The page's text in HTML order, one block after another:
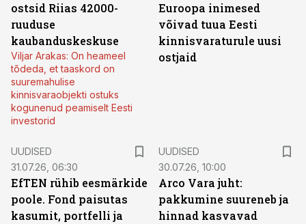
ostsid Riias 42000-
ruuduse
kaubanduskeskuse
Viljar Arakas: On heameel
tõdeda, et taaskord on
suuremahulise
kinnisvaraobjekti ostuks
kogunenud peamiselt Eesti
investorid
Euroopa inimesed
võivad tuua Eesti
kinnisvaraturule uusi
ostjaid
UUDISED
31.07.26, 06:30
EfTEN rühib eesmärkide
poole. Fond paisutas
kasumit, portfelli ja
UUDISED
30.07.26, 10:00
Arco Vara juht:
pakkumine suureneb ja
hinnad kasvavad